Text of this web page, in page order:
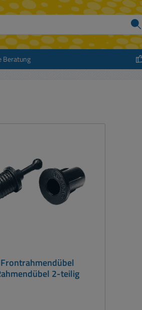
Beratung
Frontrahmendübel
2-teilig